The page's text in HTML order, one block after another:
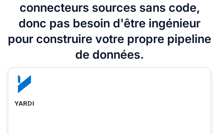
connecteurs sources sans code,
donc pas besoin d'être ingénieur
pour construire votre propre pipeline
de données.
YARDI